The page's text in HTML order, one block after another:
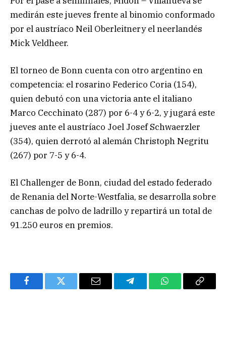
medirán este jueves frente al binomio conformado
por el austríaco Neil Oberleitnery el neerlandés
Mick Veldheer.
El torneo de Bonn cuenta con otro argentino en
competencia: el rosarino Federico Coria (154),
quien debutó con una victoria ante el italiano
Marco Cecchinato (287) por 6-4 y 6-2, y jugará este
jueves ante el austríaco Joel Josef Schwaerzler
(354), quien derrotó al alemán Christoph Negritu
(267) por 7-5 y 6-4.
El Challenger de Bonn, ciudad del estado federado
de Renania del Norte-Westfalia, se desarrolla sobre
canchas de polvo de ladrillo y repartirá un total de
91.250 euros en premios.
FacebookTwitter Email TelegramWhatsAppCopy